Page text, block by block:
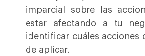
imparcial sobre las
estar afectando a tu
identificar cuáles acciones
de aplicar.